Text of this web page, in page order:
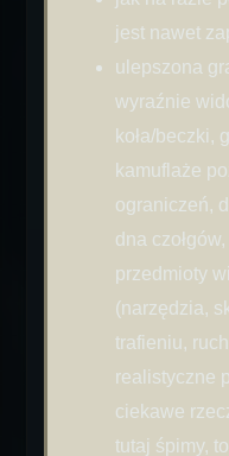
jest nawet
ulepszona
wyraźnie
koła/beczki,
kamuflaże
ograniczeń,
dna
przedmioty
(narzędzia,
trafieniu,
realistyczne
ciekawe
tutaj śpimy,